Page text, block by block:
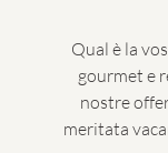
Qual è la
gourmet e
nostre
meritata